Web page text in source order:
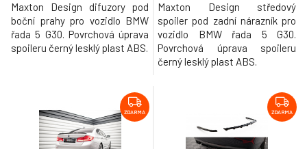
Maxton Design difuzory pod
boční prahy pro vozidlo BMW
řada 5 G30. Povrchová úprava
spoileru černý lesklý plast ABS.
Maxton Design středový
spoiler pod zadní nárazník pro
vozidlo BMW řada 5 G30.
Povrchová úprava spoileru
černý lesklý plast ABS.
ZDARMA ZDARMA